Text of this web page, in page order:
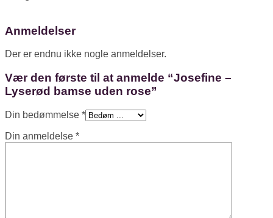
Anmeldelser
Der er endnu ikke nogle anmeldelser.
Vær den første til at anmelde “Josefine –
Lyserød bamse uden rose”
Din bedømmelse *
Din anmeldelse *